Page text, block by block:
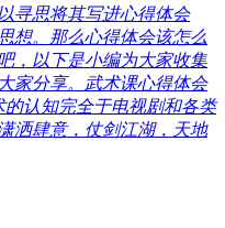
寻思将其写进心得体会
想。那么心得体会该怎么
，以下是小编为大家收集
家分享。武术课心得体会
认知完全于电视剧和各类
洒肆意，仗剑江湖，天地